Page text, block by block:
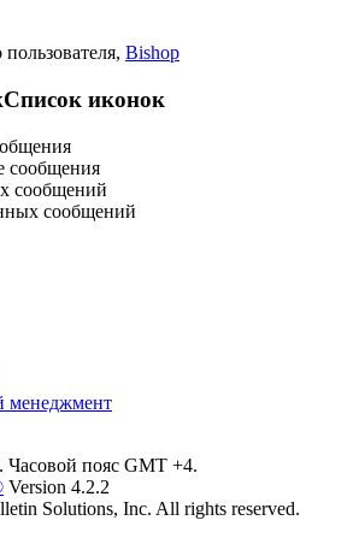
Bishop
Список иконок
сообщения
сообщений
менеджмент
. Часовой пояс GMT +4.
Version 4.2.2
Solutions, Inc. All rights reserved.